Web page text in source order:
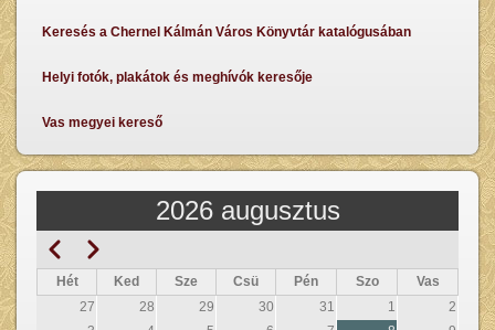
Keresés a Chernel Kálmán Város Könyvtár katalógusában
Helyi fotók, plakátok és meghívók keresője
Vas megyei kereső
2026 augusztus
Oldalszámozás
Előző Következő
Hét Ked Sze Csü Pén Szo
Vas
27
28 29 30 31 1
2